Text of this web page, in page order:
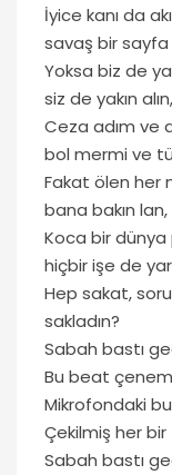
İyice kanı da
savaş bir sayfa
Yoksa biz de
siz de yakın
Ceza adım ve
bol mermi ve
Fakat ölen her
bana bakın
Koca bir dünya
hiçbir işe de
Hep sakat,
sakladın?
Sabah bastı
Bu beat çenemi
Mikrofondaki
Çekilmiş her
Sabah bastı